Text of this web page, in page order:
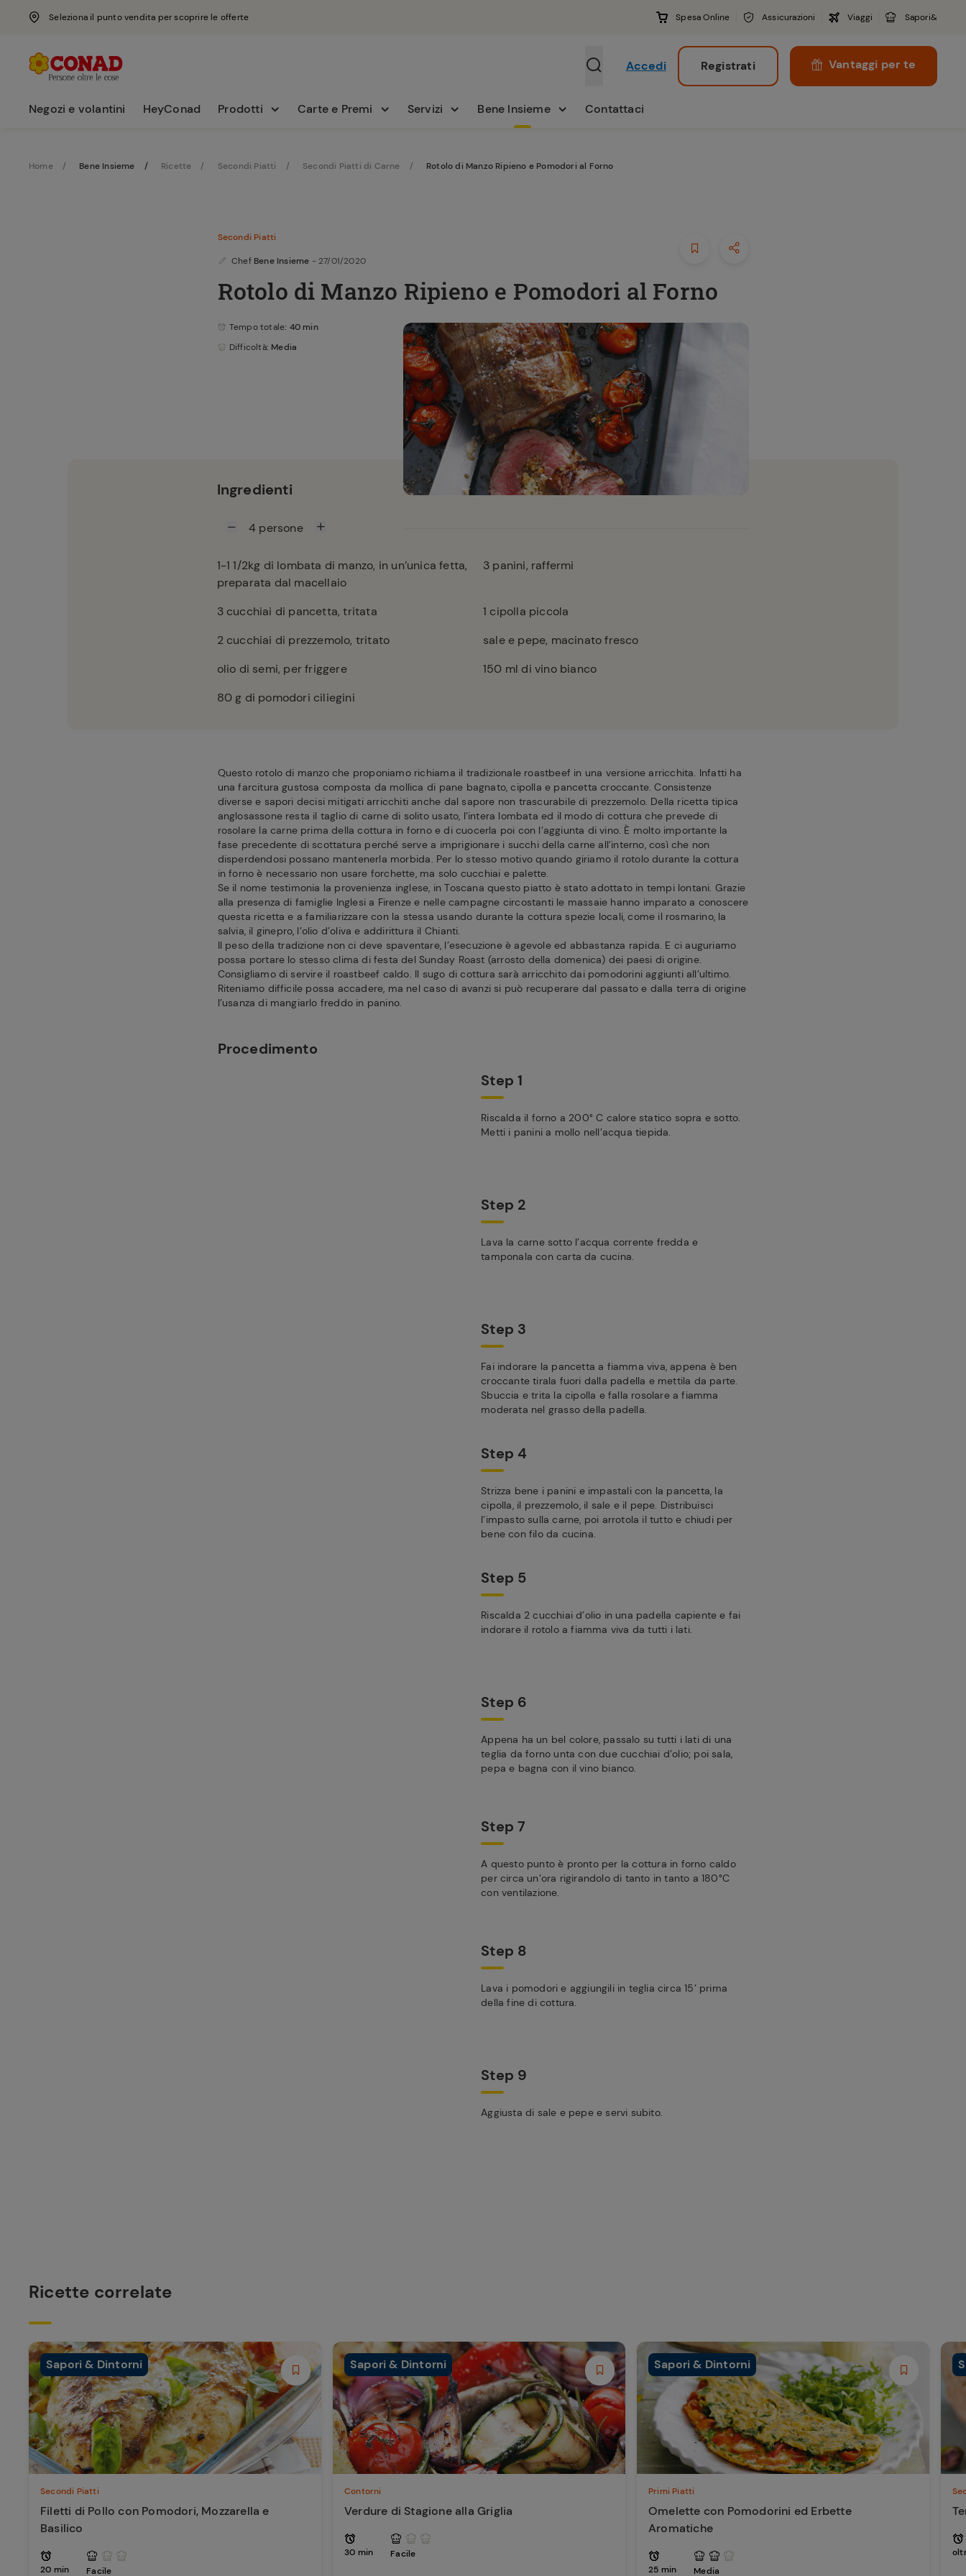
Seleziona il punto vendita per scoprire le offerte Spesa Online Assicurazioni Viaggi Sapori&
Accedi Registrati Vantaggi per te
Negozi e volantini HeyConad Prodotti Carte e Premi Servizi Bene Insieme Contattaci
Home Bene Insieme Ricette Secondi Piatti Secondi Piatti di Carne Rotolo di Manzo Ripieno e Pomodori al Forno
Secondi Piatti
Chef Bene Insieme - 27/01/2020
Rotolo di Manzo Ripieno e Pomodori al Forno
Tempo totale: 40 min
Difficoltà: Media
Ingredienti
4 persone
1-1 1/2kg di lombata di manzo, in un’unica fetta,
preparata dal macellaio
3 panini, raffermi
3cucchiai di pancetta, tritata 1 cipolla piccola
2cucchiai di prezzemolo, tritato
sale e pepe, macinato fresco
olio di semi, per friggere
150 ml di vino bianco
80g di pomodori ciliegini
Questo rotolo di manzo che proponiamo richiama il tradizionale roastbeef in una versione arricchita. Infatti ha
una farcitura gustosa composta da mollica di pane bagnato, cipolla e pancetta croccante. Consistenze
diverse e sapori decisi mitigati arricchiti anche dal sapore non trascurabile di prezzemolo. Della ricetta tipica
anglosassone resta il taglio di carne di solito usato, l’intera lombata ed il modo di cottura che prevede di
rosolare la carne prima della cottura in forno e di cuocerla poi con l’aggiunta di vino. È molto importante la
fase precedente di scottatura perché serve a imprigionare i succhi della carne all’interno, così che non
disperdendosi possano mantenerla morbida. Per lo stesso motivo quando giriamo il rotolo durante la cottura
in forno è necessario non usare forchette, ma solo cucchiai e palette.
Se il nome testimonia la provenienza inglese, in Toscana questo piatto è stato adottato in tempi lontani. Grazie
alla presenza di famiglie Inglesi a Firenze e nelle campagne circostanti le massaie hanno imparato a conoscere
questa ricetta e a familiarizzare con la stessa usando durante la cottura spezie locali, come il rosmarino, la
salvia, il ginepro, l’olio d’oliva e addirittura il Chianti.
Il peso della tradizione non ci deve spaventare, l’esecuzione è agevole ed abbastanza rapida. E ci auguriamo
possa portare lo stesso clima di festa del Sunday Roast (arrosto della domenica) dei paesi di origine.
Consigliamo di servire il roastbeef caldo. Il sugo di cottura sarà arricchito dai pomodorini aggiunti all’ultimo.
Riteniamo difficile possa accadere, ma nel caso di avanzi si può recuperare dal passato e dalla terra di origine
l’usanza di mangiarlo freddo in panino.
Procedimento
Step 1
Riscalda il forno a 200° C calore statico sopra e sotto.
Metti i panini a mollo nell’acqua tiepida.
Step 2
Lava la carne sotto l’acqua corrente fredda e
tamponala con carta da cucina.
Step 3
Fai indorare la pancetta a fiamma viva, appena è ben
croccante tirala fuori dalla padella e mettila da parte.
Sbuccia e trita la cipolla e falla rosolare a fiamma
moderata nel grasso della padella.
Step 4
Strizza bene i panini e impastali con la pancetta, la
cipolla, il prezzemolo, il sale e il pepe. Distribuisci
l’impasto sulla carne, poi arrotola il tutto e chiudi per
bene con filo da cucina.
Step 5
Riscalda 2 cucchiai d’olio in una padella capiente e fai
indorare il rotolo a fiamma viva da tutti i lati.
Step 6
Appena ha un bel colore, passalo su tutti i lati di una
teglia da forno unta con due cucchiai d’olio; poi sala,
pepa e bagna con il vino bianco.
Step 7
A questo punto è pronto per la cottura in forno caldo
per circa un’ora rigirandolo di tanto in tanto a 180°C
con ventilazione.
Step 8
Lava i pomodori e aggiungili in teglia circa 15’ prima
della fine di cottura.
Step 9
Aggiusta di sale e pepe e servi subito.
Ricette correlate
Sapori & Dintorni
Secondi Piatti
Filetti di Pollo con Pomodori, Mozzarella e
Basilico
20 min Facile
Sapori & Dintorni
Contorni
Verdure di Stagione alla Griglia
30 min Facile
Sapori & Dintorni
Primi Piatti
Omelette con Pomodorini ed Erbette
Aromatiche
25 min Media